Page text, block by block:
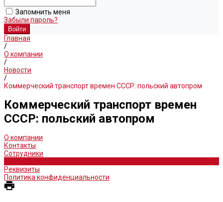
Запомнить меня
Забыли пароль?
Главная
/
О компании
/
Новости
/
Коммерческий транспорт времен СССР: польский автопром
Коммерческий транспорт времен
СССР: польский автопром
О компании
Контакты
Сотрудники
Реквизиты
Политика конфиденциальности